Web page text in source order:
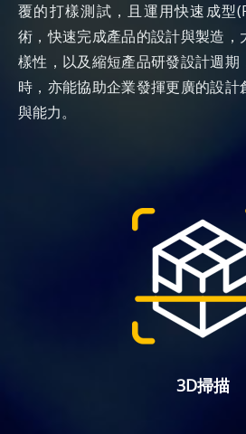
覆的打樣測試，且運用快速成型
術，快速完成產品的設計與製造，
樣性，以及縮短產品研發設計週期
時，亦能協助企業發揮更廣的設
與能力。
3D掃描